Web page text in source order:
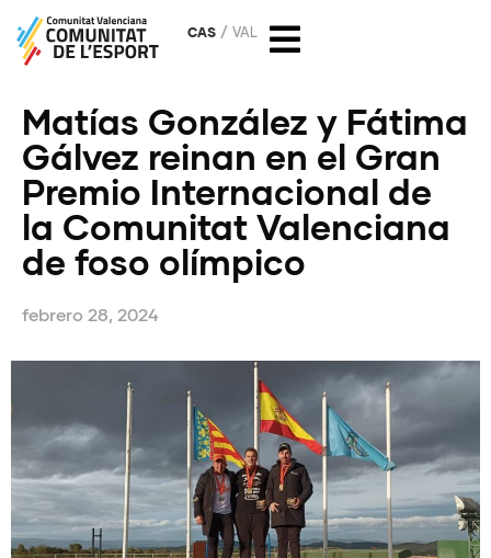
CAS VAL
Matías González y Fátima
Gálvez reinan en el Gran
Premio Internacional de
la Comunitat Valenciana
de foso olímpico
febrero 28, 2024